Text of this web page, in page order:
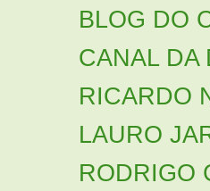
BLOG DO
CANAL DA
RICARDO
LAURO
RODRIGO